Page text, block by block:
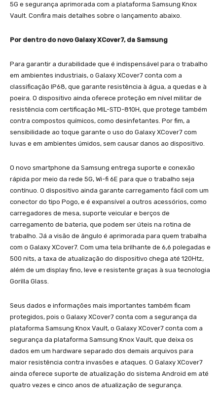
5G e segurança aprimorada com a plataforma Samsung Knox
Vault. Confira mais detalhes sobre o lançamento abaixo.
Por dentro do novo Galaxy XCover7, da Samsung
Para garantir a durabilidade que é indispensável para o trabalho
em ambientes industriais, o Galaxy XCover7 conta com a
classificação IP68, que garante resistência à água, a quedas e à
poeira. O dispositivo ainda oferece proteção em nível militar de
resistência com certificação MIL-STD-810H, que protege também
contra compostos químicos, como desinfetantes. Por fim, a
sensibilidade ao toque garante o uso do Galaxy XCover7 com
luvas e em ambientes úmidos, sem causar danos ao dispositivo.
O novo smartphone da Samsung entrega suporte e conexão
rápida por meio da rede 5G, Wi-fi 6E para que o trabalho seja
contínuo. O dispositivo ainda garante carregamento fácil com um
conector do tipo Pogo, e é expansível a outros acessórios, como
carregadores de mesa, suporte veicular e berços de
carregamento de bateria, que podem ser úteis na rotina de
trabalho. Já a visão de ângulo é aprimorada para quem trabalha
com o Galaxy XCover7. Com uma tela brilhante de 6,6 polegadas e
500 nits, a taxa de atualização do dispositivo chega até 120Htz,
além de um display fino, leve e resistente graças à sua tecnologia
Gorilla Glass.
Seus dados e informações mais importantes também ficam
protegidos, pois o Galaxy XCover7 conta com a segurança da
plataforma Samsung Knox Vault, o Galaxy XCover7 conta com a
segurança da plataforma Samsung Knox Vault, que deixa os
dados em um hardware separado dos demais arquivos para
maior resistência contra invasões e ataques. O Galaxy XCover7
ainda oferece suporte de atualização do sistema Android em até
quatro vezes e cinco anos de atualização de segurança.